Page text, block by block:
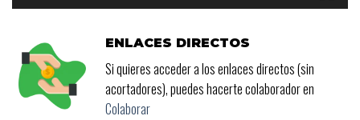
ENLACES DIRECTOS
Si quieres acceder a los enlaces directos (sin
acortadores), puedes hacerte colaborador en
Colaborar